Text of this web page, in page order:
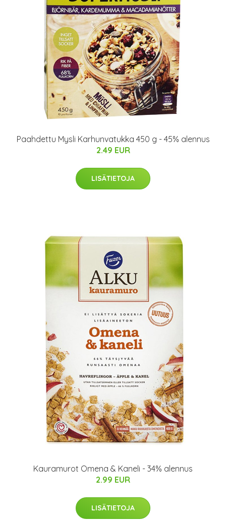
Paahdettu Mysli Karhunvatukka 450 g - 45% alennus
2.49 EUR
LISÄTIETOJA
Kauramurot Omena & Kaneli - 34% alennus
2.99 EUR
LISÄTIETOJA